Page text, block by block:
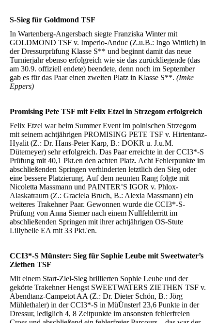
S-Sieg für Goldmond TSF
In Wartenberg-Angersbach siegte Franziska Winter mit
GOLDMOND TSF v. Imperio-Anduc (Z.u.B.: Ingo Wittlich) in
der Dressurprüfung Klasse S** und beginnt damit das neue
Turnierjahr ebenso erfolgreich wie sie das zurückliegende (das
am 30.9. offiziell endete) beendete, denn noch im September
gab es für das Paar einen zweiten Platz in Klasse S**. (Imke
Eppers)
Promising Pete TSF mit Felix Etzel in Strzegom erfolgreich
Felix Etzel war beim Summer Event im polnischen Strzegom
mit seinem achtjährigen PROMISING PETE TSF v. Hirtentanz-
Hyalit (Z.: Dr. Hans-Peter Karp, B.: DOKR u. J.u.M.
Dütemeyer) sehr erfolgreich. Das Paar erreichte in der CCI3*-S
Prüfung mit 40,1 Pkt.en den achten Platz. Acht Fehlerpunkte im
abschließenden Springen verhinderten letztlich den Sieg oder
eine bessere Platzierung. Auf dem neunten Rang folgte mit
Nicoletta Massmann und PAINTER’S IGOR v. Phlox-
Alaskatraum (Z.: Graciela Bruch, B.: Alexia Massmann) ein
weiteres Trakehner Paar. Gewonnen wurde die CCI3*-S-
Prüfung von Anna Siemer nach einem Nullfehlerritt im
abschließenden Springen mit ihrer achtjährigen OS-Stute
Lillybelle EA mit 33 Pkt.'en.
CCI3*-S Münster: Sieg für Sophie Leube mit Sweetwater’s
Ziethen TSF
Mit einem Start-Ziel-Sieg brillierten Sophie Leube und der
gekörte Trakehner Hengst SWEETWATERS ZIETHEN TSF v.
Abendtanz-Campetot AA (Z.: Dr. Dieter Schön, B.: Jörg
Mühlethaler) in der CCI3*-S in MüÜnster! 23,6 Punkte in der
Dressur, lediglich 4, 8 Zeitpunkte im ansonsten fehlerfreien